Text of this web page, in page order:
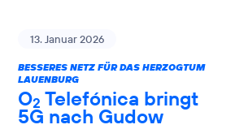
13. Januar 2026
BESSERES NETZ FÜR DAS HERZOGTUM
LAUENBURG
O2 Telefónica bringt
5G nach Gudow